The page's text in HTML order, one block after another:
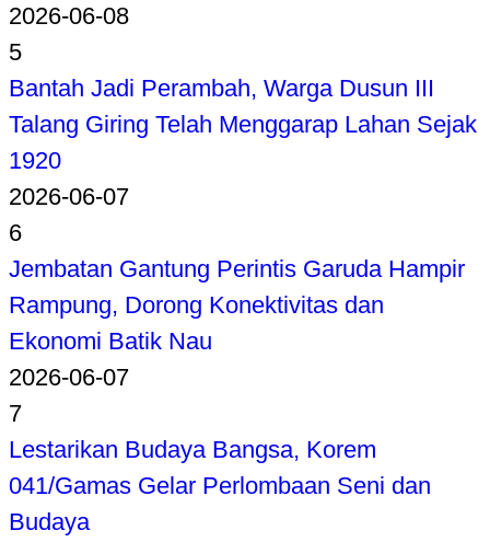
2026-06-08
5
Bantah Jadi Perambah, Warga Dusun III
Talang Giring Telah Menggarap Lahan Sejak
1920
2026-06-07
6
Jembatan Gantung Perintis Garuda Hampir
Rampung, Dorong Konektivitas dan
Ekonomi Batik Nau
2026-06-07
7
Lestarikan Budaya Bangsa, Korem
041/Gamas Gelar Perlombaan Seni dan
Budaya